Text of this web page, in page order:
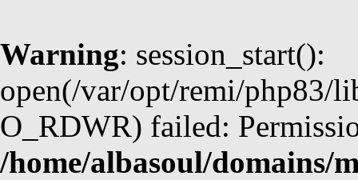
Warning: session_start():
open(/var/opt/remi/php83/
O_RDWR) failed:
/home/albasoul/domains/